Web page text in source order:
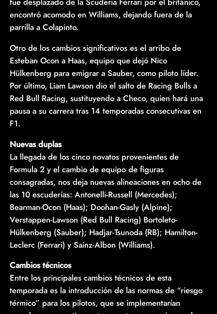
encontró acomodo en Williams, dejando fuera de la
parrilla a Colapinto.
Otro de los cambios significativos es el arribo de
Esteban Ocon a Haas, equipo que dejó Nico
Hülkenberg para emigrar a Sauber, como piloto líder.
Por último, Liam Lawson dio el salto de Racing Bulls a
Red Bull Racing, sustituyendo a Checo, quien hará una
pausa a su carrera tras 14 temporadas consecutivas en
F1.
Nuevas duplas
La llegada de los cinco novatos provenientes de
Formula 2 y el cambio de equipo de figuras
consagradas, nos deja nuevas alineaciones en ocho de
las 10 escuderías: Antonelli-Russell (Mercedes);
Bearman-Ocon (Haas); Doohan-Gasly (Alpine);
Verstappen-Lawson (Red Bull Racing) Bortoleto-
Hülkenberg (Sauber); Hadjar-Tsunoda (RB); Hamilton-
Leclerc (Ferrari) y Sainz-Albon (Williams).
Cambios técnicos
Entre los principales cambios técnicos de esta
temporada es la introducción de las normas de “riesgo
térmico” para los pilotos, que se implementarían